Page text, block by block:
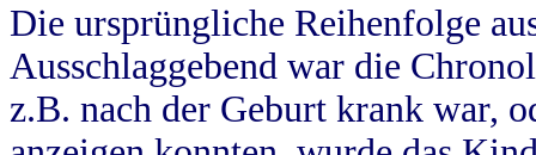
Die ursprüngliche Reihenfolge
Ausschlaggebend war die
z.B. nach der Geburt krank war,